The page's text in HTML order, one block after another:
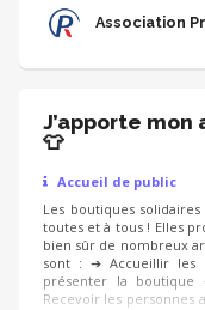
Association
J’apporte
👕
Accueil de public
Les boutiques
toutes et à tous ! Elles
bien sûr de nombreux
sont : ➔ Accueillir les
présenter la
Recevoir les personnes